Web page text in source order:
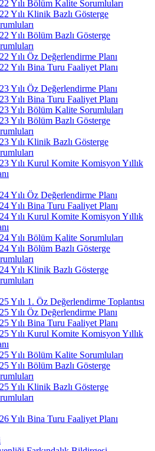
Yılı Bölüm Kalite Sorumluları
Yılı Klinik Bazlı Gösterge
Yılı Bölüm Bazlı Gösterge
Yılı Öz Değerlendirme Planı
Yılı Bina Turu Faaliyet Planı
Yılı Öz Değerlendirme Planı
Yılı Bina Turu Faaliyet Planı
Yılı Bölüm Kalite Sorumluları
Yılı Bölüm Bazlı Gösterge
Yılı Klinik Bazlı Gösterge
Yılı Kurul Komite Komisyon Yıllık
Yılı Öz Değerlendirme Planı
Yılı Bina Turu Faaliyet Planı
Yılı Kurul Komite Komisyon Yıllık
Yılı Bölüm Kalite Sorumluları
Yılı Bölüm Bazlı Gösterge
Yılı Klinik Bazlı Gösterge
Yılı 1. Öz Değerlendirme Toplantısı
Yılı Öz Değerlendirme Planı
Yılı Bina Turu Faaliyet Planı
Yılı Kurul Komite Komisyon Yıllık
Yılı Bölüm Kalite Sorumluları
Yılı Bölüm Bazlı Gösterge
Yılı Klinik Bazlı Gösterge
Yılı Bina Turu Faaliyet Planı